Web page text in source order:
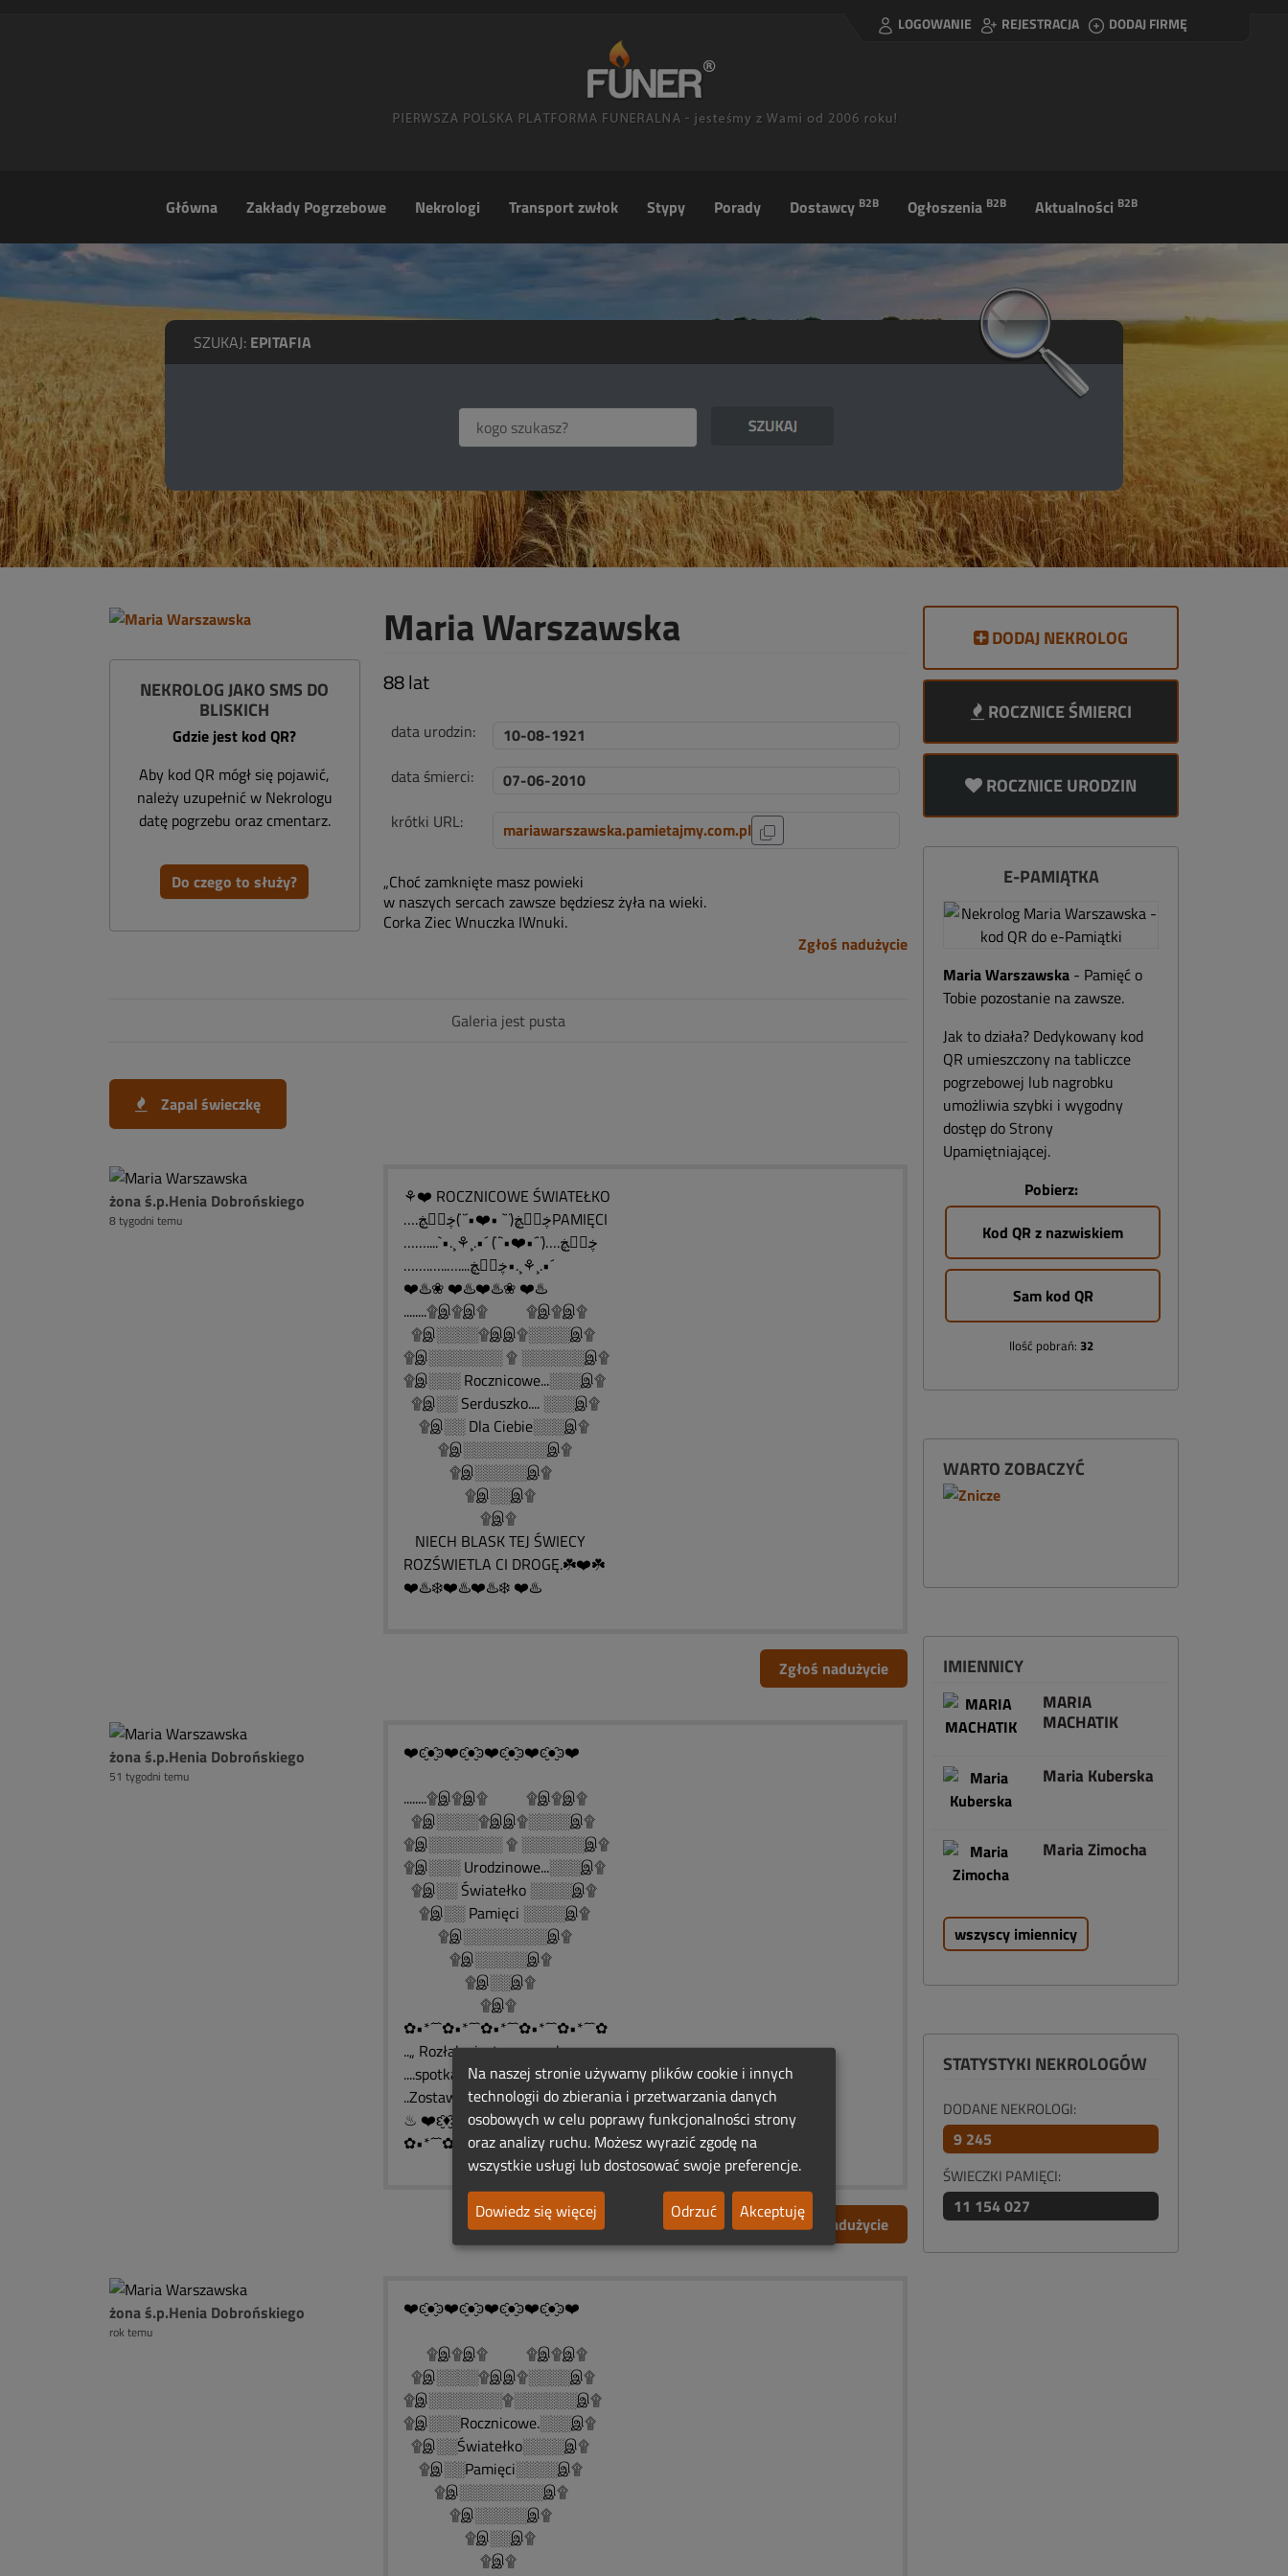
LOGOWANIE REJESTRACJA DODAJ FIRMĘ
Główna Zakłady Pogrzebowe Nekrologi Transport zwłok Stypy Porady Dostawcy B2B Ogłoszenia B2B Aktualności B2B
SZUKAJ: EPITAFIA
NEKROLOG JAKO SMS DO
BLISKICH
Gdzie jest kod QR?
Aby kod QR mógł się pojawić,
należy uzupełnić w Nekrologu
datę pogrzebu oraz cmentarz.
Do czego to służy?
Maria Warszawska
88 lat
data urodzin:
10-08-1921
data śmierci:
07-06-2010
krótki URL:
mariawarszawska.pamietajmy.com.pl
„Choć zamknięte masz powieki
w naszych sercach zawsze będziesz żyła na wieki.
Corka Ziec Wnuczka IWnuki.
Zgłoś nadużycie
Galeria jest pusta
Zapal świeczkę
żona ś.p.Henia Dobrońskiego
8 tygodni temu
⚘❤️ ROCZNICOWE ŚWIATEŁKO
….ڿڰۣڿ(¨` •❤️•´¨)ڿڰۣڿPAMIĘCI
……....`•.¸⚘¸.•´ (¨`•❤️•´¨)….ڿڰۣڿ
…….…..…....ڿڰۣڿ•.¸⚘¸.•´
❤️♨️❀ ❤️♨️❤️♨️❀ ❤️♨️
........۩இ۩இ۩ ۩இ۩இ۩
۩இ░░░░۩இஇ۩░░░░இ۩
۩இ░░░░░░░ ۩ ░░░░░░இ۩
۩இ░░░ Rocznicowe...░░░இ۩
۩இ░░ Serduszko.... ░░░இ۩
۩இ░░ Dla Ciebie░░░இ۩
۩இ░░░░░░░░இ۩
۩இ░░░░░இ۩
۩இ░░இ۩
۩இ۩
NIECH BLASK TEJ ŚWIECY
ROZŚWIETLA CI DROGĘ.☘️❤️☘️
❤️♨️❄️❤️♨️❤️♨️❄️ ❤️♨️
Zgłoś nadużycie
żona ś.p.Henia Dobrońskiego
51 tygodni temu
❤️ͼ̮̑●̮̑ͽ❤️ͼ̮̑●̮̑ͽ❤️ͼ̮̑●̮̑ͽ❤️ͼ̮̑●̮̑ͽ❤️
........۩இ۩இ۩ ۩இ۩இ۩
۩இ░░░░۩இஇ۩░░░░இ۩
۩இ░░░░░░░ ۩ ░░░░░░இ۩
۩இ░░░ Urodzinowe...░░░இ۩
۩இ░░ Światełko ░░░░இ۩
۩இ░░ Pamięci ░░░░இ۩
۩இ░░░░░░░░இ۩
۩இ░░░░░இ۩
۩இ░░இ۩
۩இ۩
✿•*´¯`✿•*´¯`✿•*´¯`✿•*´¯`✿•*´¯`✿
..„ Rozłąka jest naszym losem,
....spotkanie naszą nadzieją...
..Zostawiam modlitwę.❄️♨️❄️
♨ ❤️ԑ̮̑♦̮̑ɜܓ ♨ ❤️ ♨ ԑ̮̑♦̮̑ɜܓ ❤️♨
✿•*´¯`✿•*´¯`✿•*´¯`✿•*´¯`✿•*´¯`✿
Zgłoś nadużycie
żona ś.p.Henia Dobrońskiego
rok temu
❤️ͼ̮̑●̮̑ͽ❤️ͼ̮̑●̮̑ͽ❤️ͼ̮̑●̮̑ͽ❤️ͼ̮̑●̮̑ͽ❤️
۩இ۩இ۩ ۩இ۩இ۩
۩இ░░░░۩இஇ۩░░░░இ۩
۩இ░░░░░░░۩░░░░░░இ۩
۩இ░░░Rocznicowe.░░░இ۩
۩இ░░Światełko░░░░இ۩
۩இ░░Pamięci░░░░இ۩
۩இ░░░░░░░░இ۩
۩இ░░░░░இ۩
۩இ░░இ۩
۩இ۩
DODAJ NEKROLOG
ROCZNICE ŚMIERCI
ROCZNICE URODZIN
E-PAMIĄTKA
Maria Warszawska - Pamięć o
Tobie pozostanie na zawsze.
Jak to działa? Dedykowany kod
QR umieszczony na tabliczce
pogrzebowej lub nagrobku
umożliwia szybki i wygodny
dostęp do Strony
Upamiętniającej.
Pobierz:
Kod QR z nazwiskiem
Sam kod QR
Ilość pobrań: 32
WARTO ZOBACZYĆ
IMIENNICY
MARIA
MACHATIK
Maria Kuberska
Maria Zimocha
wszyscy imiennicy
STATYSTYKI NEKROLOGÓW
DODANE NEKROLOGI:
9 245
ŚWIECZKI PAMIĘCI:
11 154 027
Na naszej stronie używamy plików cookie i innych
technologii do zbierania i przetwarzania danych
osobowych w celu poprawy funkcjonalności strony
oraz analizy ruchu. Możesz wyrazić zgodę na
wszystkie usługi lub dostosować swoje preferencje.
Dowiedz się więcej
Odrzuć Akceptuję